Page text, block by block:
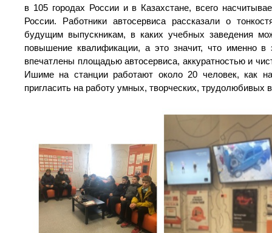
в 105 городах России и в Казахстане, всего
России. Работники автосервиса рассказали о
будущим выпускникам, в каких учебных заведения
повышение квалификации, а это значит, что именно
впечатлены площадью автосервиса, аккуратностью и
Ишиме на станции работают около 20 человек, как
пригласить на работу умных, творческих,